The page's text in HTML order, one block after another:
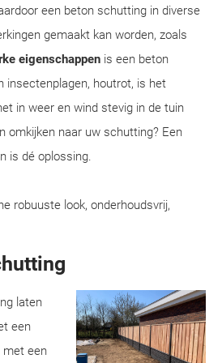
een beton schutting in diverse
gemaakt kan worden, zoals
eigenschappen is een beton
insectenplagen, houtrot, is het
in weer en wind stevig in de tuin
omkijken naar uw schutting? Een
is dé oplossing.
robuuste look, onderhoudsvrij,
laten
een
met een